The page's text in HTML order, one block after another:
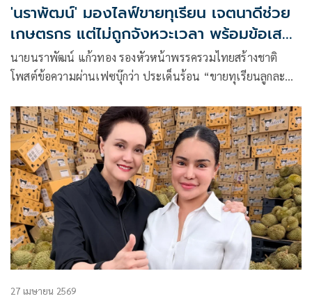
'นราพัฒน์' มองไลฟ์ขายทุเรียน เจตนาดีช่วย
เกษตรกร แต่ไม่ถูกจังหวะเวลา พร้อมข้อเสนอ
แนะ 'ศุภจี'
นายนราพัฒน์ แก้วทอง รองหัวหน้าพรรครวมไทยสร้างชาติ
โพสต์ข้อความผ่านเฟซบุ๊กว่า ประเด็นร้อน “ขายทุเรียนลูกละ
หลายท่านสอบถามความคิดเห็น
27 เมษายน 2569